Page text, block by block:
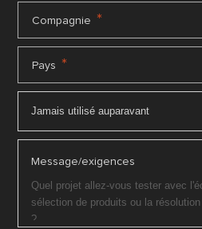
Compagnie *
Pays *
Message/exigences